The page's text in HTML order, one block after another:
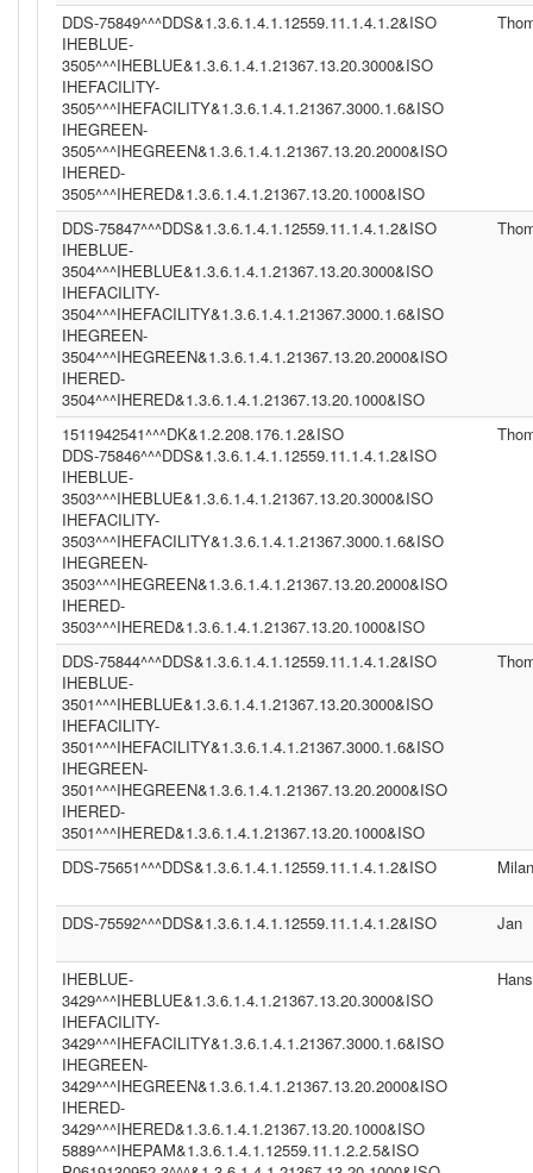
DDS-75849^^^DDS&1.3.6.1.4.1.12559.11.1.4.1.2&ISO
IHEBLUE-
3505^^^IHEBLUE&1.3.6.1.4.1.21367.13.20.3000&ISO
IHEFACILITY-
3505^^^IHEFACILITY&1.3.6.1.4.1.21367.3000.1.6&ISO
IHEGREEN-
3505^^^IHEGREEN&1.3.6.1.4.1.21367.13.20.2000&ISO
IHERED-
3505^^^IHERED&1.3.6.1.4.1.21367.13.20.1000&ISO
DDS-75847^^^DDS&1.3.6.1.4.1.12559.11.1.4.1.2&ISO
IHEBLUE-
3504^^^IHEBLUE&1.3.6.1.4.1.21367.13.20.3000&ISO
IHEFACILITY-
3504^^^IHEFACILITY&1.3.6.1.4.1.21367.3000.1.6&ISO
IHEGREEN-
3504^^^IHEGREEN&1.3.6.1.4.1.21367.13.20.2000&ISO
IHERED-
3504^^^IHERED&1.3.6.1.4.1.21367.13.20.1000&ISO
1511942541^^^DK&1.2.208.176.1.2&ISO
DDS-75846^^^DDS&1.3.6.1.4.1.12559.11.1.4.1.2&ISO
IHEBLUE-
3503^^^IHEBLUE&1.3.6.1.4.1.21367.13.20.3000&ISO
IHEFACILITY-
3503^^^IHEFACILITY&1.3.6.1.4.1.21367.3000.1.6&ISO
IHEGREEN-
3503^^^IHEGREEN&1.3.6.1.4.1.21367.13.20.2000&ISO
IHERED-
3503^^^IHERED&1.3.6.1.4.1.21367.13.20.1000&ISO
DDS-75844^^^DDS&1.3.6.1.4.1.12559.11.1.4.1.2&ISO
IHEBLUE-
3501^^^IHEBLUE&1.3.6.1.4.1.21367.13.20.3000&ISO
IHEFACILITY-
3501^^^IHEFACILITY&1.3.6.1.4.1.21367.3000.1.6&ISO
IHEGREEN-
3501^^^IHEGREEN&1.3.6.1.4.1.21367.13.20.2000&ISO
IHERED-
3501^^^IHERED&1.3.6.1.4.1.21367.13.20.1000&ISO
DDS-75651^^^DDS&1.3.6.1.4.1.12559.11.1.4.1.2&ISO Milan
DDS-75592^^^DDS&1.3.6.1.4.1.12559.11.1.4.1.2&ISO Jan
IHEBLUE-
3429^^^IHEBLUE&1.3.6.1.4.1.21367.13.20.3000&ISO
IHEFACILITY-
3429^^^IHEFACILITY&1.3.6.1.4.1.21367.3000.1.6&ISO
IHEGREEN-
3429^^^IHEGREEN&1.3.6.1.4.1.21367.13.20.2000&ISO
IHERED-
3429^^^IHERED&1.3.6.1.4.1.21367.13.20.1000&ISO
5889^^^IHEPAM&1.3.6.1.4.1.12559.11.1.2.2.5&ISO
Hans